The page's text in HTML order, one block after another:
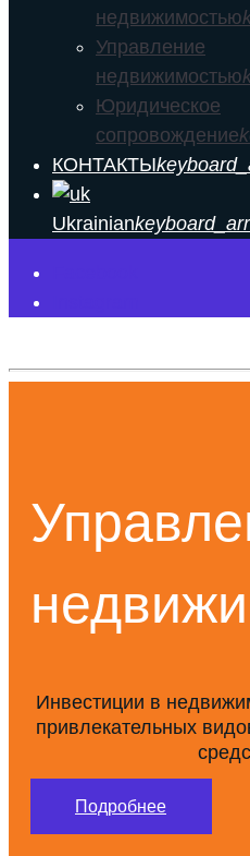
недвижимостью
Управление
недвижимостью
Юридическое
сопровождение
КОНТАКТЫ
Ukrainian
Инвестиции в
привлекательных
Подробнее